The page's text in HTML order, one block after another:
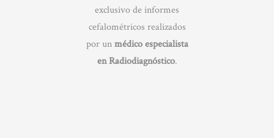
exclusivo de informes
cefalométricos realizados
por unmédico especialista
en Radiodiagnóstico.